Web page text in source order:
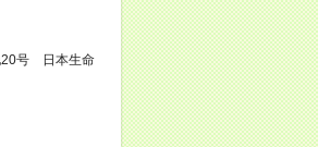
20号 日本生命